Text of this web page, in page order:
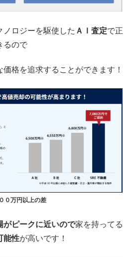
ノロジーを駆使した ＡＩ査定で正
るので
格を追求することができます！
０万円以上の差
がピークに近いので家を持ってる
能性が高いです！